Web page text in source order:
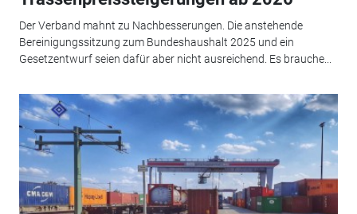
Der Verband mahnt zu Nachbesserungen. Die anstehende
Bereinigungssitzung zum Bundeshaushalt 2025 und ein
Gesetzentwurf seien dafür aber nicht ausreichend. Es brauche...